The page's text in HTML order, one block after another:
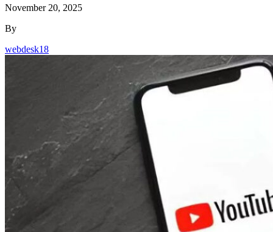
webdesk18